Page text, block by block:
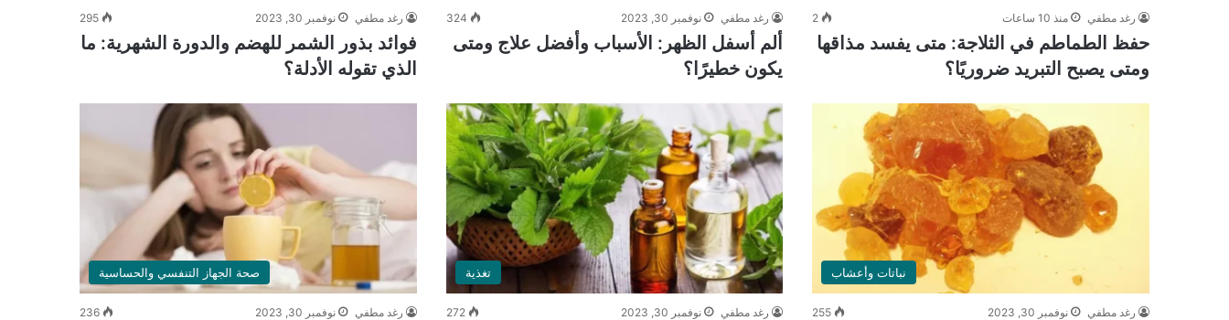
رغد مطفي منذ 10 ساعات 2
حفظ الطماطم في الثلاجة: متى يفسد مذاقها
ومتى يصبح التبريد ضروريًا؟
رغد مطفي نوفمبر 30, 2023 324
ألم أسفل الظهر: الأسباب وأفضل علاج ومتى
يكون خطيرًا؟
رغد مطفي نوفمبر 30, 2023 295
فوائد بذور الشمر للهضم والدورة الشهرية: ما
الذي تقوله الأدلة؟
نباتات وأعشاب
رغد مطفي نوفمبر 30, 2023 255
تغذية
رغد مطفي نوفمبر 30, 2023 272
صحة الجهاز التنفسي والحساسية
رغد مطفي نوفمبر 30, 2023 236